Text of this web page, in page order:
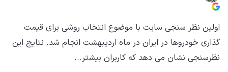
اولین نظر سنجی سایت با موضوع انتخاب روشی برای قیمت
گذاری خودروها در ایران در ماه اردیبهشت انجام شد. نتایج این
نظرسنجی نشان می دهد که کاربران بیشتر...